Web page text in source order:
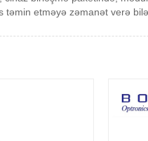
təmin etməyə zəmanət verə